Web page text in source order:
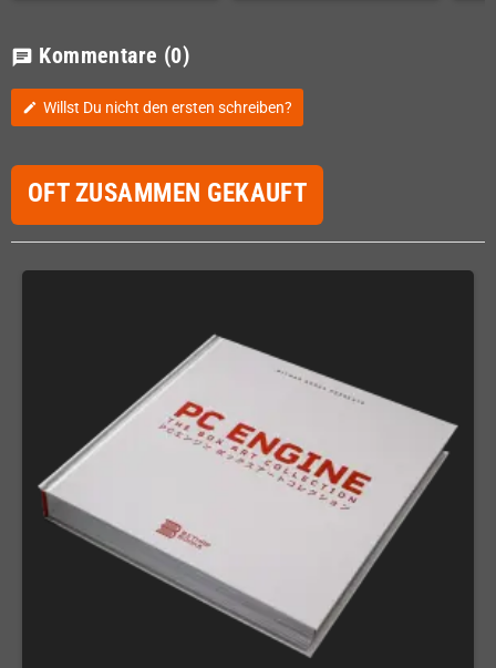
chat Kommentare (0)
edit Willst Du nicht den ersten schreiben?
OFT ZUSAMMEN GEKAUFT